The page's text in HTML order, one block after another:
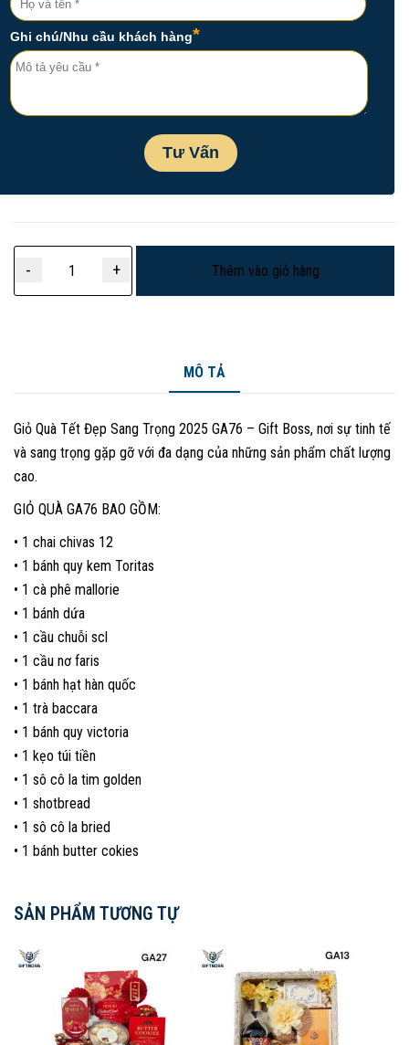
Quà
Tết
–
Gift
Boss
lượng
Thêm vào giỏ hàng
MÔ TẢ
Giỏ Quà Tết Đẹp Sang Trọng 2025 GA76 – Gift Boss, nơi sự tinh tế
và sang trọng gặp gỡ với đa dạng của những sản phẩm chất lượng
cao.
GIỎ QUÀ GA76 BAO GỒM:
• 1 chai chivas 12
• 1 bánh quy kem Toritas
• 1 cà phê mallorie
• 1 bánh dứa
• 1 cầu chuỗi scl
• 1 cầu nơ faris
• 1 bánh hạt hàn quốc
• 1 trà baccara
• 1 bánh quy victoria
• 1 kẹo túi tiền
• 1 sô cô la tim golden
• 1 shotbread
• 1 sô cô la bried
• 1 bánh butter cokies
SẢN PHẨM TƯƠNG TỰ